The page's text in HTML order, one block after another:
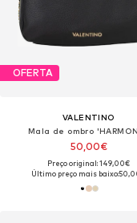
OFERTA
VALENTINO
Mala de ombro
50,00€
Preço original: 149,00€
Último preço mais baixo: